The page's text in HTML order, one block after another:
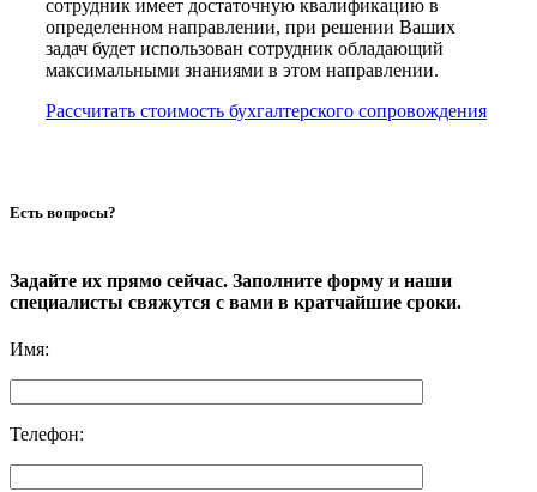
сотрудник имеет достаточную квалификацию в
определенном направлении, при решении Ваших
задач будет использован сотрудник обладающий
максимальными знаниями в этом направлении.
Рассчитать стоимость бухгалтерского сопровождения
Есть вопросы?
Задайте их прямо сейчас. Заполните форму и наши
специалисты свяжутся с вами в кратчайшие сроки.
Имя:
Телефон: